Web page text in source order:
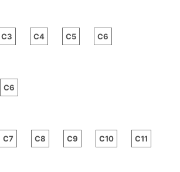
C3 C4 C5 C6
C6
C7 C8 C9 C10 C11